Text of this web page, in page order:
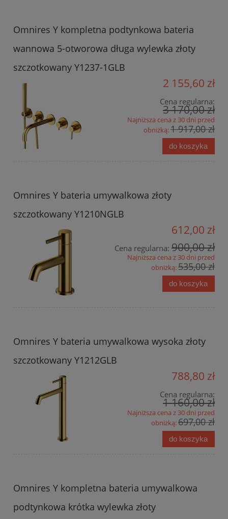
Omnires Y kompletna podtynkowa bateria
wannowa 5-otworowa długa wylewka złoty
szczotkowany Y1237-1GLB
2 155,60 zł
Cena regularna:
3 170,00 zł
Najniższa cena z 30 dni przed
obniżką:1 917,00 zł
do koszyka
Omnires Y bateria umywalkowa złoty
szczotkowany Y1210NGLB
612,00 zł
Cena regularna: 900,00 zł
Najniższa cena z 30 dni przed
obniżką:535,00 zł
do koszyka
Omnires Y bateria umywalkowa wysoka złoty
szczotkowany Y1212GLB
788,80 zł
Cena regularna:
1 160,00 zł
Najniższa cena z 30 dni przed
obniżką:697,00 zł
do koszyka
Omnires Y kompletna bateria umywalkowa
podtynkowa krótka wylewka złoty